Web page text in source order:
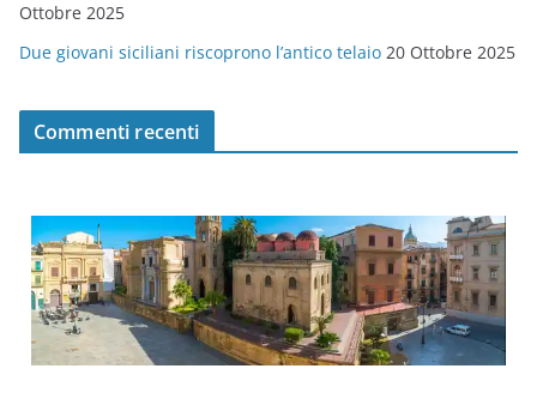
Ottobre 2025
Due giovani siciliani riscoprono l’antico telaio 20 Ottobre 2025
Commenti recenti